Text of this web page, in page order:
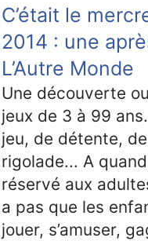
C’était le
2014 : une
L’Autre Monde
Une découverte
jeux de 3 à 99
jeu, de détente,
rigolade... A
réservé aux
a pas que les
jouer, s’amuser,